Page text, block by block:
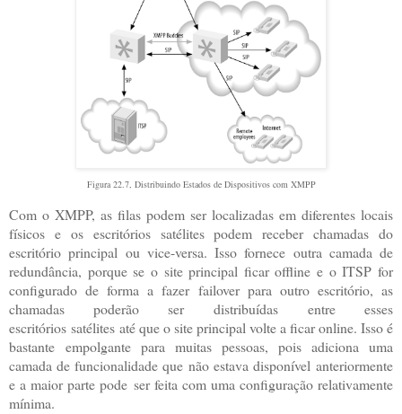
Figura 22.7, Distribuindo Estados de Dispositivos com XMPP
Com o XMPP, as filas podem ser localizadas em diferentes locais
físicos e os escritórios satélites podem receber chamadas do
escritório principal ou vice-versa. Isso fornece outra camada de
redundância, porque se o site principal ficar offline e o ITSP for
configurado de forma a fazer failover para outro escritório, as
chamadas poderão ser distribuídas entre esses
escritórios satélites até que o site principal volte a ficar online. Isso é
bastante empolgante para muitas pessoas, pois adiciona uma
camada de funcionalidade que não estava disponível anteriormente
e a maior parte pode ser feita com uma configuração relativamente
mínima.